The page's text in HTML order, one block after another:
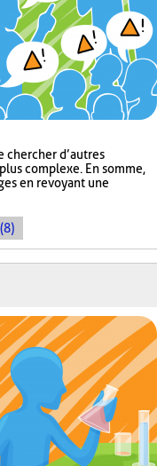
chercher d’autres
complexe. En somme,
en revoyant une